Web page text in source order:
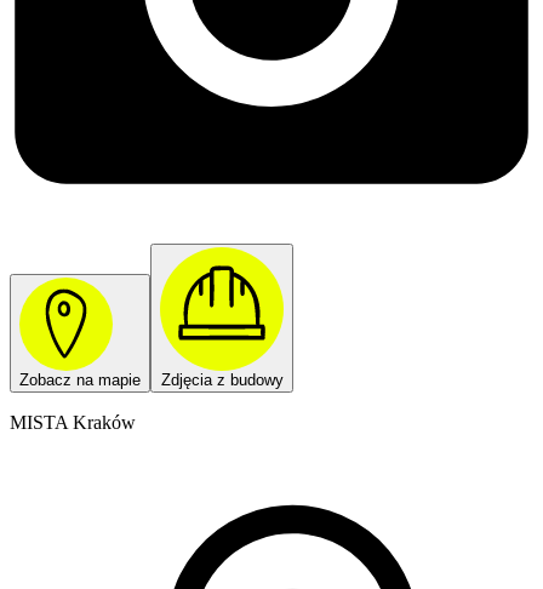
Zobacz na mapie Zdjęcia z budowy
MISTA Kraków